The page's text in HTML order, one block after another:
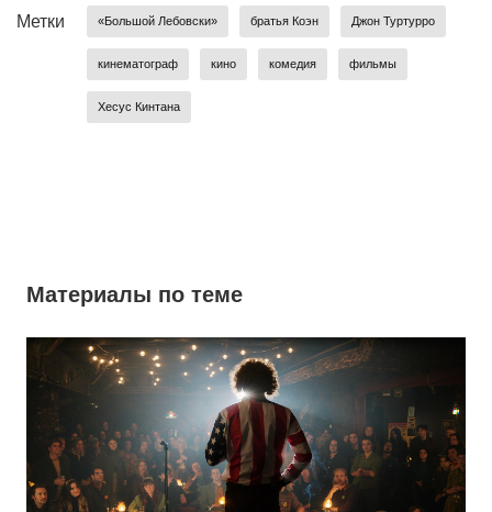
Метки «Большой Лебовски» братья Коэн Джон Туртурро
кинематограф кино комедия фильмы
Хесус Кинтана
Материалы по теме